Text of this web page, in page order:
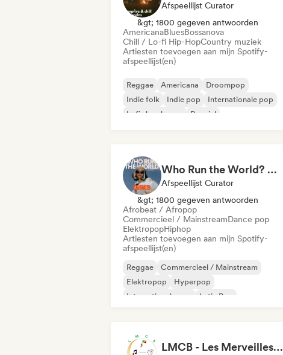
Afspeellijst Curator
&gt; 1800 gegeven antwoorden
AmericanaBluesBossanova
Chill / Lo-fi Hip-HopCountry muziek
Artiesten toevoegen aan mijn Spotify-
afspeellijst(en)
Reggae Americana
Droompop
Indie folk
Indie pop
Internationale pop
Lofi slaapkamer
Popziel
Who Run the World? Girls! 🔥 Female Empowerment Pop & Girl-Power Anthems
Afspeellijst Curator
&gt; 1800 gegeven antwoorden
Afrobeat / Afropop
Commercieel / MainstreamDance pop
ElektropopHiphop
Artiesten toevoegen aan mijn Spotify-
afspeellijst(en)
Reggae
Commercieel / Mainstream
Elektropop
Hyperpop
Internationale pop
Latin Pop
LMCB - Les Merveilles du Congo 🇨🇬